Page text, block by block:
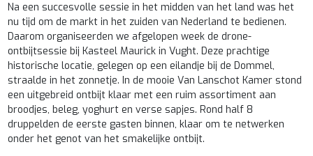
Na een succesvolle sessie in het midden van het land was het
nu tijd om de markt in het zuiden van Nederland te bedienen.
Daarom organiseerden we afgelopen week de drone-
ontbijtsessie bij Kasteel Maurick in Vught. Deze prachtige
historische locatie, gelegen op een eilandje bij de Dommel,
straalde in het zonnetje. In de mooie Van Lanschot Kamer stond
een uitgebreid ontbijt klaar met een ruim assortiment aan
broodjes, beleg, yoghurt en verse sapjes. Rond half 8
druppelden de eerste gasten binnen, klaar om te netwerken
onder het genot van het smakelijke ontbijt.